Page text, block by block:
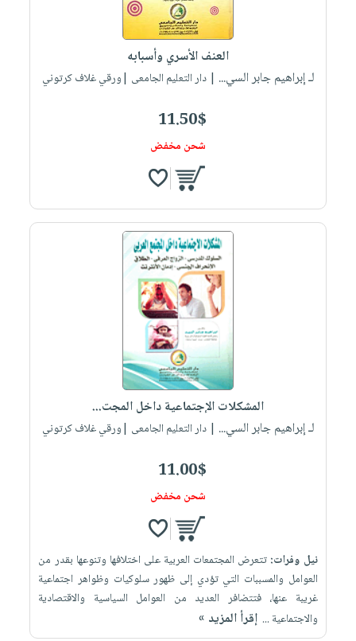
العنف الأسري وأسبابه
لـ إبراهيم جابر السي... | دار التعليم الجامعى |ورقي غلاف كرتوني
11.50$
شحن مخفض
المشكلات الإجتماعية داخل المجت...
لـ إبراهيم جابر السي... | دار التعليم الجامعى |ورقي غلاف كرتوني
11.00$
شحن مخفض
نيل وفرات: تتعرض المجتمعات العربية على اختلافها وتنوعها بقدر من
العوامل والمسببات التي تؤدي إلى ظهور سلوكيات وظواهر اجتماعية
غريبة عنها، فتتضافر العديد من العوامل السياسية والاقتصادية
والاجتماعية ... إقرأ المزيد »